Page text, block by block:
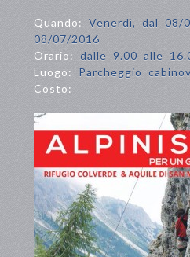
Quando: Venerdì, dal 08/
08/07/2016
Orario: dalle 9.00 alle
Luogo: Parcheggio
Costo: